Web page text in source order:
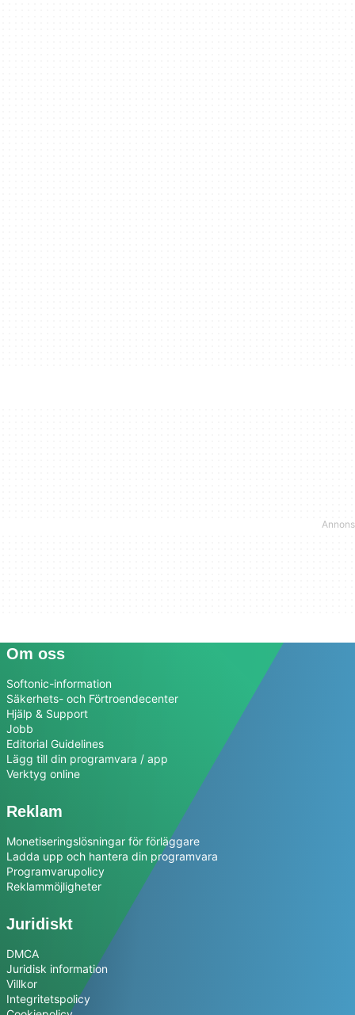
Om oss
Softonic-information
Säkerhets- och Förtroendecenter
Hjälp & Support
Jobb
Editorial Guidelines
Lägg till din programvara / app
Verktyg online
Reklam
Monetiseringslösningar för förläggare
Ladda upp och hantera din programvara
Programvarupolicy
Reklammöjligheter
Juridiskt
DMCA
Juridisk information
Villkor
Integritetspolicy